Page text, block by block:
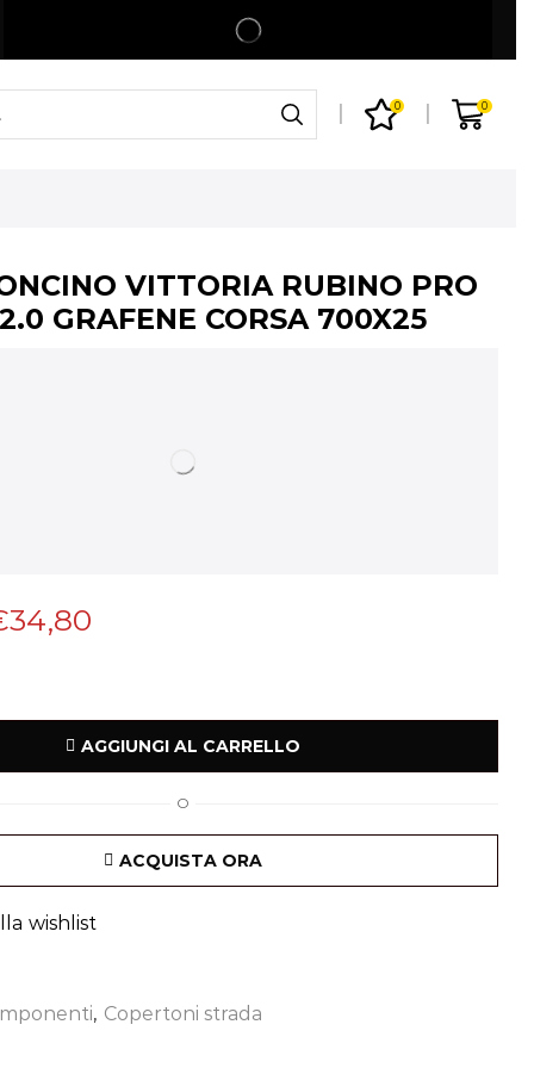
Spedizione gratuita per ordini superiori a 99€
0 0
VITTORIA RUBINO PRO
GRAFENE CORSA 700X25
34,80
AGGIUNGI AL CARRELLO
O
ACQUISTA ORA
wishlist
, Copertoni strada